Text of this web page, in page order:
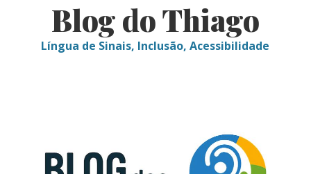
Blog do Thiago
Língua de Sinais, Inclusão, Acessibilidade